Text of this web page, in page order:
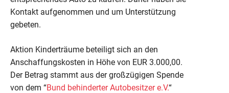
Kontakt aufgenommen und um Unterstützung
gebeten.
Aktion Kinderträume beteiligt sich an den
Anschaffungskosten in Höhe von EUR 3.000,00.
Der Betrag stammt aus der großzügigen Spende
von dem “Bund behinderter Autobesitzer e.V.“